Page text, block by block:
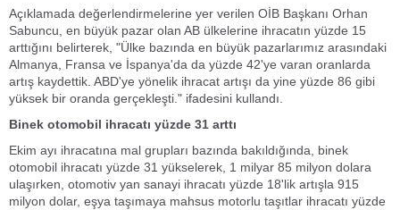
Açıklamada değerlendirmelerine yer verilen OİB Başkanı Orhan
Sabuncu, en büyük pazar olan AB ülkelerine ihracatın yüzde 15
arttığını belirterek, "Ülke bazında en büyük pazarlarımız arasındaki
Almanya, Fransa ve İspanya'da da yüzde 42'ye varan oranlarda
artış kaydettik. ABD'ye yönelik ihracat artışı da yine yüzde 86 gibi
yüksek bir oranda gerçekleşti." ifadesini kullandı.
Binek otomobil ihracatı yüzde 31 arttı
Ekim ayı ihracatına mal grupları bazında bakıldığında, binek
otomobil ihracatı yüzde 31 yükselerek, 1 milyar 85 milyon dolara
ulaşırken, otomotiv yan sanayi ihracatı yüzde 18'lik artışla 915
milyon dolar, eşya taşımaya mahsus motorlu taşıtlar ihracatı yüzde